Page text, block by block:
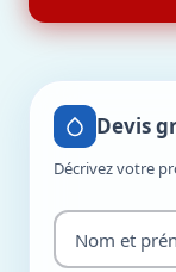
Devis
Décrivez votre